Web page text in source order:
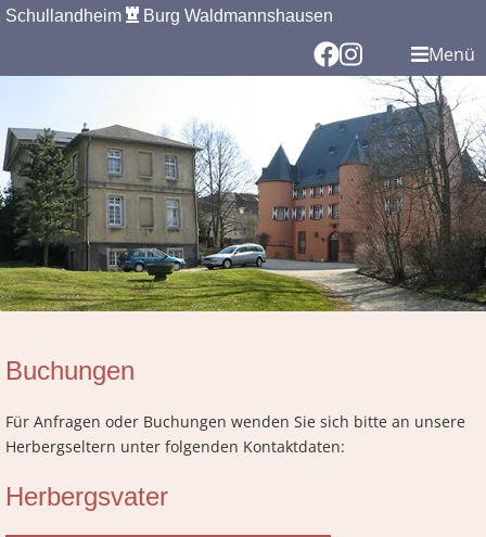
Schullandheim Burg Waldmannshausen
Menü
Buchungen
Für Anfragen oder Buchungen wenden Sie sich bitte an unsere
Herbergseltern unter folgenden Kontaktdaten:
Herbergsvater